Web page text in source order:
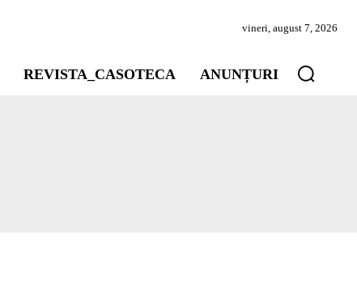
vineri, august 7, 2026
REVISTA_CASOTECA ANUNȚURI